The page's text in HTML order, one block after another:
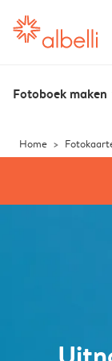
Fotoboek maken
Home